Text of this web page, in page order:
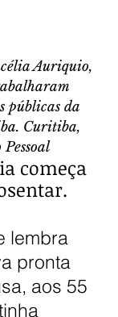
Auriquio,
públicas da
Curitiba,
começa
lembra
pronta
aos 55